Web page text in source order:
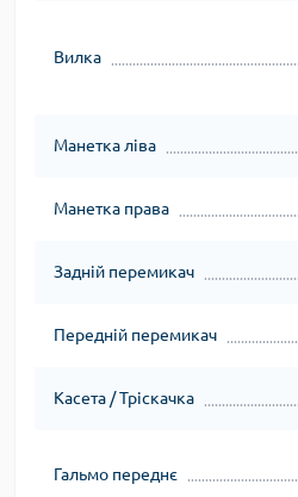
Вилка
Манетка ліва
Манетка права
Задній перемикач
Передній перемикач
Касета / Тріскачка
Гальмо переднє